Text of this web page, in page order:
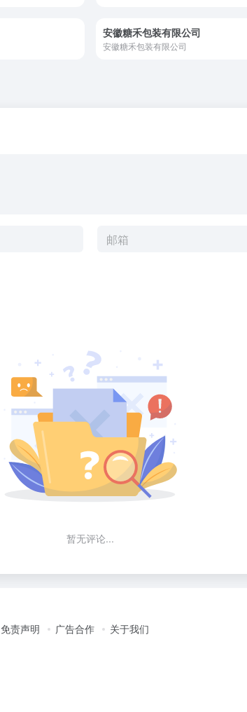
安徽糖禾包装有限公司
安徽糖禾包装有限公司
暂无评论...
免责声明 广告合作 关于我们